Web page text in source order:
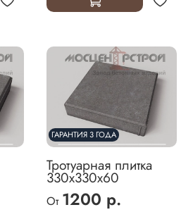
ГАРАНТИЯ 3 ГОДА
Тротуарная плитка
330х330х60
От 1200 р.